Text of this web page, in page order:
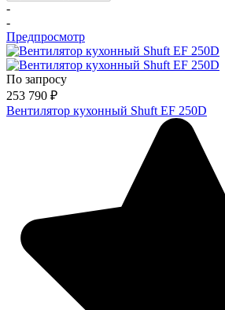
-
-
Предпросмотр
По запросу
253 790 ₽
Вентилятор кухонный Shuft EF 250D